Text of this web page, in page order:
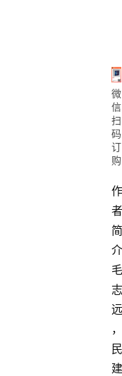
微
信
扫
码
订
购
作
者
简
介
毛
志
远
，
民
建